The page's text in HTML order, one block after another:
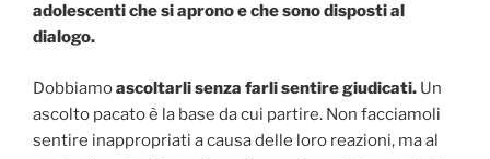
adolescenti che si aprono e che sono disposti al
dialogo.
Dobbiamoascoltarli senza farli sentire giudicati. Un
ascolto pacato è la base da cui partire. Non facciamoli
sentire inappropriati a causa delle loro reazioni, ma al